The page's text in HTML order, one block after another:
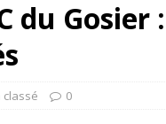
du Gosier
classé 0